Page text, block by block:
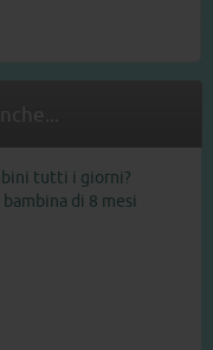
tutti i giorni?
di 8 mesi